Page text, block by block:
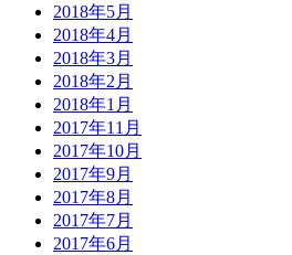
2018年5月
2018年4月
2018年3月
2018年2月
2018年1月
2017年11月
2017年10月
2017年9月
2017年8月
2017年7月
2017年6月